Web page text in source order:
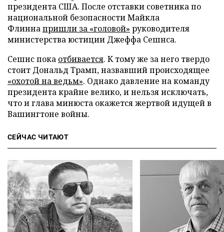
президента США. После отставки советника по
национальной безопасности Майкла
Флиннапришли за «головой» руководителя
министерства юстиции Джеффа Сешнса.
Сешнс пока отбивается. К тому же за него твердо
стоит Дональд Трамп, назвавший происходящее
«охотой на ведьм». Однако давление на команду
президента крайне велико, и нельзя исключать,
что и глава минюста окажется жертвой идущей в
Вашингтоне войны.
СЕЙЧАС ЧИТАЮТ